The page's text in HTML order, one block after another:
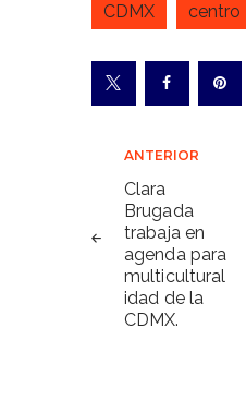
CDMX
centro
Navegación
de
entradas
ANTERIOR
Clara
Brugada
trabaja en
agenda para
multicultural
idad de la
CDMX.